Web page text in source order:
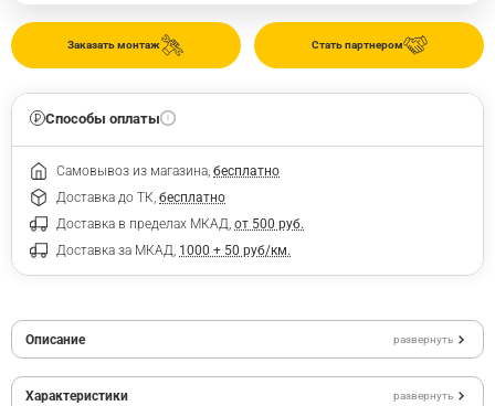
Стать партнером
Заказать монтаж
Способы оплаты
Самовывоз из магазина, бесплатно
Доставка до ТК, бесплатно
Доставка в пределах МКАД, от 500 руб.
Доставка за МКАД, 1000 + 50 руб/км.
Описание развернуть
Характеристики развернуть